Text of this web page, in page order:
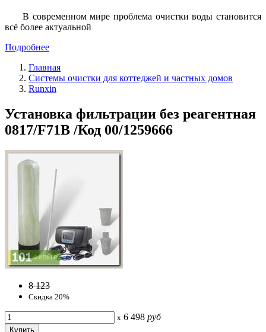
В современном мире проблема очистки воды становится
всё более актуальной
Подробнее
Главная
Системы очистки для коттеджей и частных домов
Runxin
Установка фильтрации без реагентная
0817/F71B /Код 00/1259666
8 123
Скидка 20%
x 6 498 руб